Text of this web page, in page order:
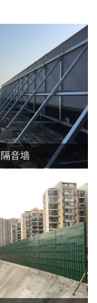
隔音墙